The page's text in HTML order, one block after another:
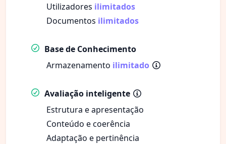
Utilizadores ilimitados
Documentos ilimitados
Base de Conhecimento
Armazenamento ilimitado
Avaliação inteligente
Estrutura e apresentação
Conteúdo e coerência
Adaptação e pertinência